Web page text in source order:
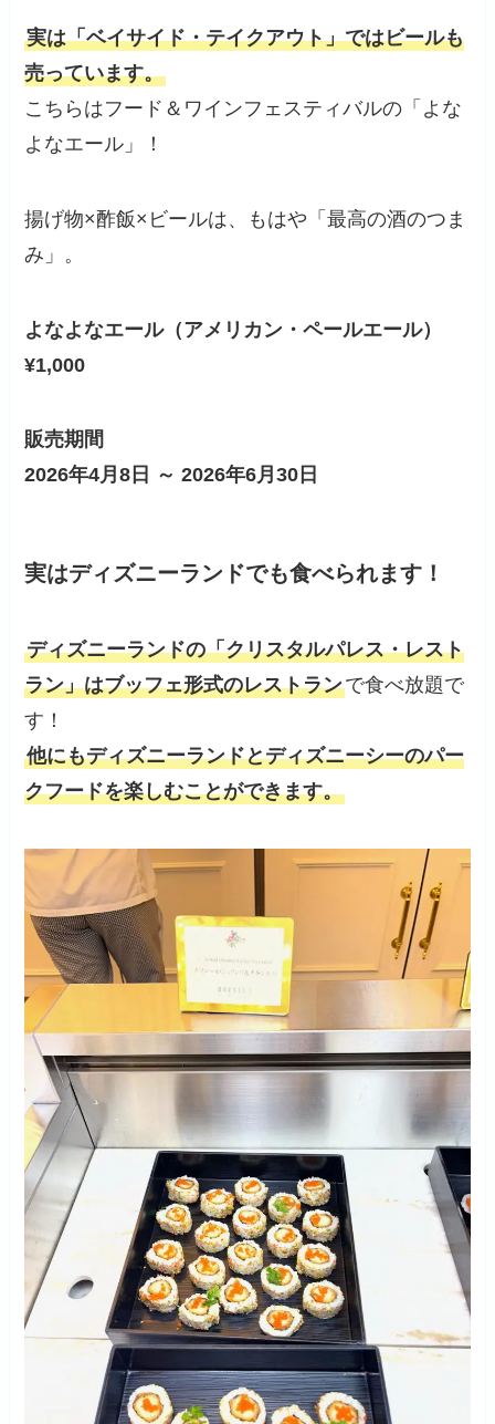
実は「ベイサイド・テイクアウト」ではビールも
売っています。
こちらはフード＆ワインフェスティバルの「よな
よなエール」！
揚げ物×酢飯×ビールは、もはや「最高の酒のつま
み」。
よなよなエール（アメリカン・ペールエール）
¥1,000
販売期間
2026年4月8日 ～ 2026年6月30日
実はディズニーランドでも食べられます！
ディズニーランドの「クリスタルパレス・レスト
ラン」はブッフェ形式のレストランで食べ放題で
す！
他にもディズニーランドとディズニーシーのパー
クフードを楽しむことができます。